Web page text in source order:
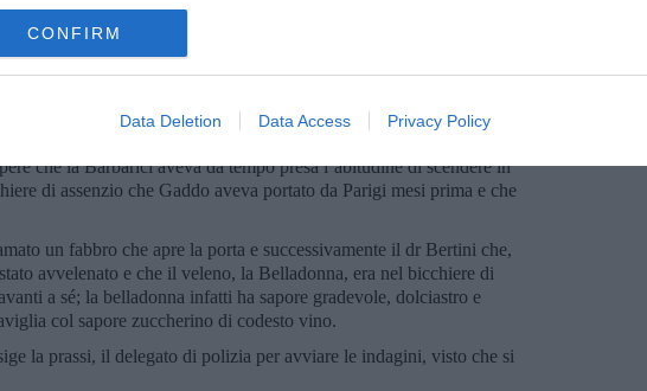
CONFIRM
Data Deletion Data Access Privacy Policy
dall’urlo agghiacciante che aveva sorpreso il castello. L’urlo
che giaceva in terra a pelle di leone davanti ad un
al piano seminterrato; la poveretta era, oltre che immobile,
a una donna in un romanzo ambientato a fine ‘800.
chiusa la porta della cantina, aveva visto dallo spioncino il
porta della cantina era chiusa dall’interno e il cadavere apparteneva
che la Barbarici aveva da tempo presa l’abitudine di scendere in
di assenzio che Gaddo aveva portato da Parigi mesi prima e che
un fabbro che apre la porta e successivamente il dr Bertini che,
avvelenato e che il veleno, la Belladonna, era nel bicchiere di
a sé; la belladonna infatti ha sapore gradevole, dolciastro e
col sapore zuccherino di codesto vino.
la prassi, il delegato di polizia per avviare le indagini, visto che si